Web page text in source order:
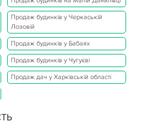
Продаж будинків у Черкаській
Лозовій
Продаж будинків у Бабаях
Продаж будинків у Чугуєві
Продаж дач у Харківській області